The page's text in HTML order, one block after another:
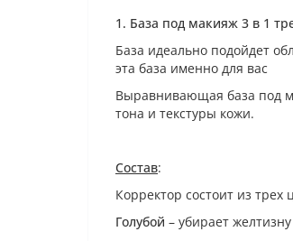
1. База под макияж 3 в 1
База идеально подойдет
эта база именно для вас
Выравнивающая база под
тона и текстуры кожи.
Состав:
Корректор состоит из
Голубой – убирает